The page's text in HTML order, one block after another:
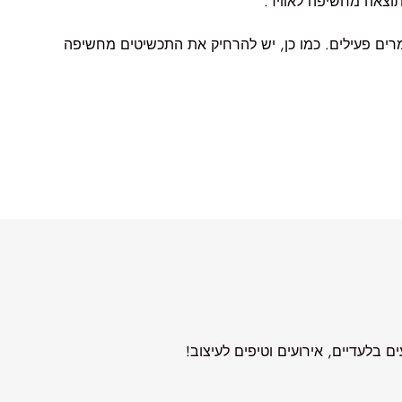
פעילים. כמו כן, יש להרחיק את התכשיטים מחשיפה
אירועים וטיפים לעיצוב!